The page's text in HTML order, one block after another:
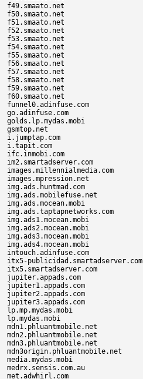
f49.smaato.net
f50.smaato.net
f51.smaato.net
f52.smaato.net
f53.smaato.net
f54.smaato.net
f55.smaato.net
f56.smaato.net
f57.smaato.net
f58.smaato.net
f59.smaato.net
f60.smaato.net
funnel0.adinfuse.com
go.adinfuse.com
golds.lp.mydas.mobi
gsmtop.net
i.jumptap.com
i.tapit.com
ifc.inmobi.com
im2.smartadserver.com
images.millennialmedia.com
images.mpression.net
img.ads.huntmad.com
img.ads.mobilefuse.net
img.ads.mocean.mobi
img.ads.taptapnetworks.com
img.ads1.mocean.mobi
img.ads2.mocean.mobi
img.ads3.mocean.mobi
img.ads4.mocean.mobi
intouch.adinfuse.com
itx5-publicidad.smartadserver.com
itx5.smartadserver.com
jupiter.appads.com
jupiter1.appads.com
jupiter2.appads.com
jupiter3.appads.com
lp.mp.mydas.mobi
lp.mydas.mobi
mdn1.phluantmobile.net
mdn2.phluantmobile.net
mdn3.phluantmobile.net
mdn3origin.phluantmobile.net
media.mydas.mobi
medrx.sensis.com.au
met.adwhirl.com